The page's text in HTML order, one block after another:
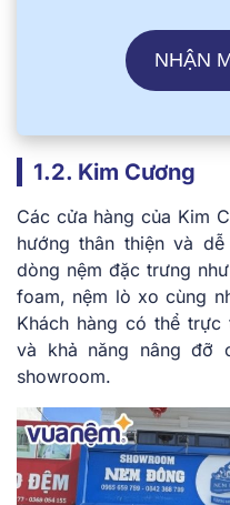
NHẬN
1.2. Kim Cương
Các cửa hàng của Kim
hướng thân thiện và
dòng nệm đặc trưng
foam, nệm lò xo cùng
Khách hàng có thể
và khả năng nâng đỡ
showroom.